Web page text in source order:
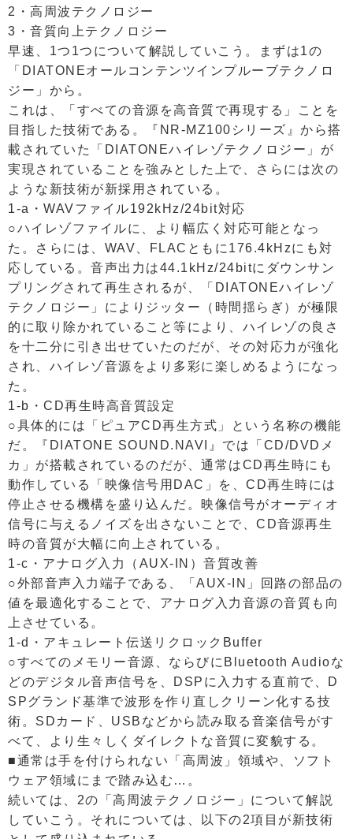
2・高周波テクノロジー
3・音質向上テクノロジー
早速、1つ1つについて解説していこう。まずは1の
「DIATONEオールコンテンツインプルーブテクノロ
ジー」から。
これは、「すべての音源を高音質で再現する」ことを
目指した技術である。『NR-MZ100シリーズ』から搭
載されていた「DIATONEハイレゾテクノロジー」が
実現されていることを強みとした上で、さらには次の
ような新技術が新採用されている。
1-a・WAVファイル192kHz/24bit対応
○ハイレゾファイルに、より幅広く対応可能となっ
た。さらには、WAV、FLACともに176.4kHzにも対
応している。音声出力は44.1kHz/24bitにダウンサン
プリングされて再生されるが、「DIATONEハイレゾ
テクノロジー」によりジッター（時間揺らぎ）が極限
的に取り除かれていること等により、ハイレゾの良さ
を十二分に引き出せていたのだが、その対応力が強化
され、ハイレゾ音源をより多彩に楽しめるようになっ
た。
1-b・CD再生時高音質設定
○具体的には「ピュアCD再生方式」という名称の機能
だ。『DIATONE SOUND.NAVI』では「CD/DVDメ
カ」が搭載されているのだが、通常はCD再生時にも
動作している「映像信号用DAC」を、CD再生時には
停止させる機構を盛り込んだ。映像信号がオーディオ
信号に与えるノイズを出さないことで、CD音源再生
時の音質が大幅に向上されている。
1-c・アナログ入力（AUX-IN）音質改善
○外部音声入力端子である、「AUX-IN」回路の部品の
値を最適化することで、アナログ入力音源の音質も向
上させている。
1-d・アキュレート伝送リクロックBuffer
○すべてのメモリー音源、ならびにBluetooth Audioな
どのデジタル音声信号を、DSPに入力する直前で、D
SPグランド基準で波形を作り直しクリーン化する技
術。SDカード、USBなどから読み取る音楽信号がす
べて、より生々しくダイレクトな音質に変貌する。
■通常は手を付けられない「高周波」領域や、ソフト
ウェア領域にまで踏み込む…。
続いては、2の「高周波テクノロジー」について解説
していこう。それについては、以下の2項目が新技術